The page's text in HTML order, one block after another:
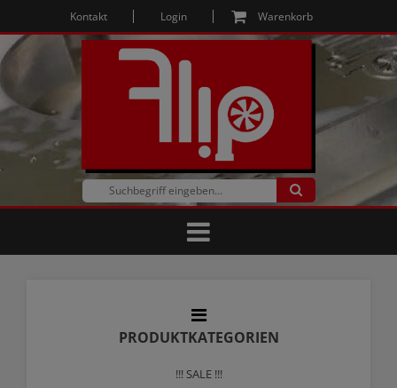
Kontakt Login Warenkorb
PRODUKTKATEGORIEN
!!! SALE !!!